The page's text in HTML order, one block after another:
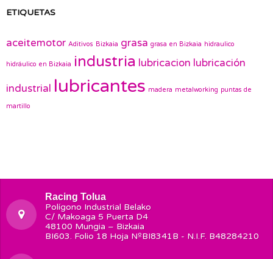
ETIQUETAS
aceitemotor Aditivos Bizkaia grasa grasa en Bizkaia hidraulico
hidráulico en Bizkaia industria lubricacion lubricación
industrial lubricantes madera metalworking puntas de
martillo
Racing Tolua
Polígono Industrial Belako
C/ Makoaga 5 Puerta D4
48100 Mungia – Bizkaia
BI603. Folio 18 Hoja NºBI8341B - N.I.F. B48284210